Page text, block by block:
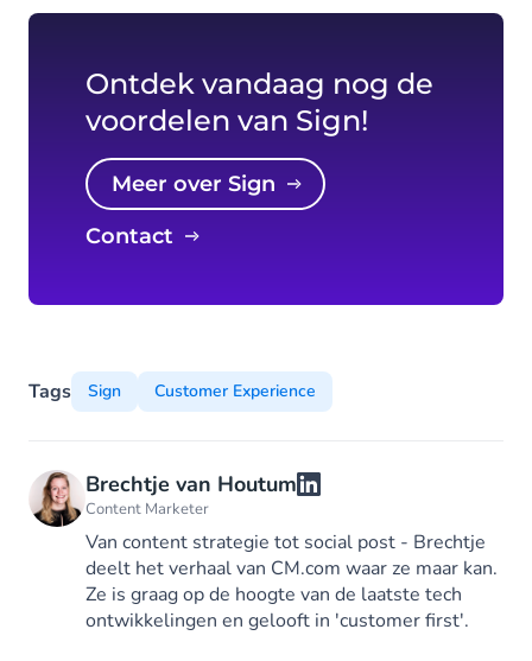
Ontdek vandaag nog de
voordelen van Sign!
Meer over Sign
Contact
Tags Sign Customer Experience
Brechtje van Houtum
Content Marketer
Van content strategie tot social post - Brechtje
deelt het verhaal van CM.com waar ze maar kan.
Ze is graag op de hoogte van de laatste tech
ontwikkelingen en gelooft in 'customer first'.